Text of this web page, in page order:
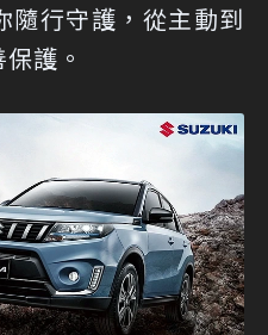
行守護，從主動到
護。